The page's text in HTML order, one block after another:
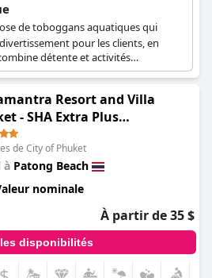
de toboggans aquatiques qui
pour les clients, en
détente et activités
Resort and Villa
- SHA Extra Plus
Resort and Villa
de City of Phuket
à Patong Beach
nominale
À partir de 35 $
disponibilités